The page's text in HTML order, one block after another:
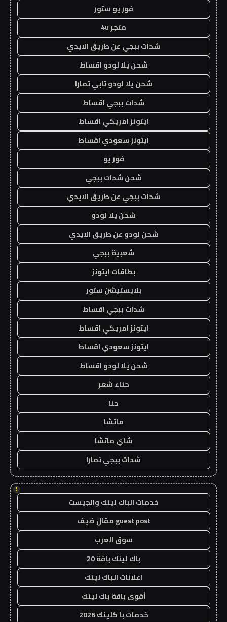
فور يو ستور
متجر 4u
شدات ببجي عن طريق الايدي
شحن يلا لودو اقساط
شحن يلا لودو تابي تمارا
شدات ببجي اقساط
ايتونز امريكي اقساط
ايتونز سعودي اقساط
فور يو
شحن شدات ببجي
شدات ببجي عن طريق الايدي
شحن يلا لودو
شحن لودو عن طريق الايدي
شعبية ببجي
بطاقات ايتونز
بلايستيشن ستور
شدات ببجي اقساط
ايتونز امريكي اقساط
ايتونز سعودي اقساط
شحن يلا لودو اقساط
حناء شعر
حنا
ماتشا
شاي ماتشا
شدات ببجي تمارا
!
خدمات الباك لينك والجيست
guest post مقال ضيف
سوق العرب
باك لينك باقة 20
اعلانات الباك لينك
أقوى باقة باك لينك
خدمات با كلينك 2026